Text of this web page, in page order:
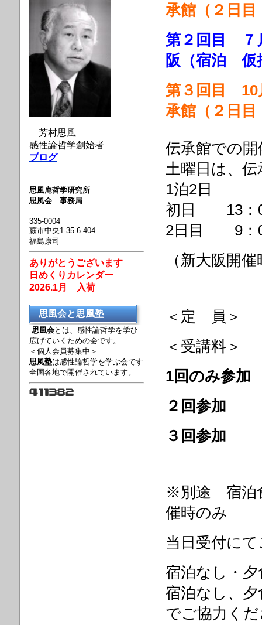
承館（２日
第２回目 ７
阪（宿泊 仮
第３回目 10
承館（２日
伝承館での
土曜日は、
1泊2日
初日 13
2日目 9：
（新大阪開
＜定 員
＜受講
1回のみ参
２回参加
３回参加
※別途 宿泊
催時のみ
当日受付に
宿泊なし・
宿泊なし、
でご協力く
芳村思風
感性論哲学創始者
ブログ
思風庵哲学研究所
思風会 事務局
335-0004
蕨市中央1-35-6-404
福島康司
ありがとうございます
日めくりカレンダー
2026.1月 入荷
思風会と思風塾
思風会とは、感性論哲学を学ひ
広げていくための会です。
＜個人会員募集中＞
思風塾は感性論哲学を学ぶ会です
全国各地で開催されています。